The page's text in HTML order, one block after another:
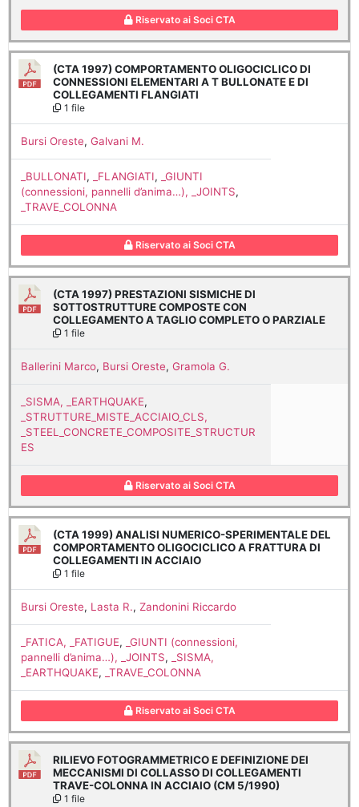
Riservato ai Soci CTA
(CTA 1997) COMPORTAMENTO OLIGOCICLICO DI
CONNESSIONI ELEMENTARI A T BULLONATE E DI
COLLEGAMENTI FLANGIATI
1 file
Bursi Oreste, Galvani M.
_BULLONATI, _FLANGIATI,
_GIUNTI
(connessioni, pannelli d’anima…), _JOINTS,
_TRAVE_COLONNA
Riservato ai Soci CTA
(CTA 1997) PRESTAZIONI SISMICHE DI
SOTTOSTRUTTURE COMPOSTE CON
COLLEGAMENTO A TAGLIO COMPLETO O PARZIALE
1 file
Ballerini Marco, Bursi Oreste, Gramola G.
_SISMA, _EARTHQUAKE,
_STRUTTURE_MISTE_ACCIAIO_CLS,
_STEEL_CONCRETE_COMPOSITE_STRUCTUR
ES
Riservato ai Soci CTA
(CTA 1999) ANALISI NUMERICO-SPERIMENTALE DEL
COMPORTAMENTO OLIGOCICLICO A FRATTURA DI
COLLEGAMENTI IN ACCIAIO
1 file
Bursi Oreste, Lasta R., Zandonini Riccardo
_FATICA, _FATIGUE,
_GIUNTI (connessioni,
pannelli d’anima…), _JOINTS,
_SISMA,
_EARTHQUAKE, _TRAVE_COLONNA
Riservato ai Soci CTA
RILIEVO FOTOGRAMMETRICO E DEFINIZIONE DEI
MECCANISMI DI COLLASSO DI COLLEGAMENTI
TRAVE-COLONNA IN ACCIAIO (CM 5/1990)
1 file